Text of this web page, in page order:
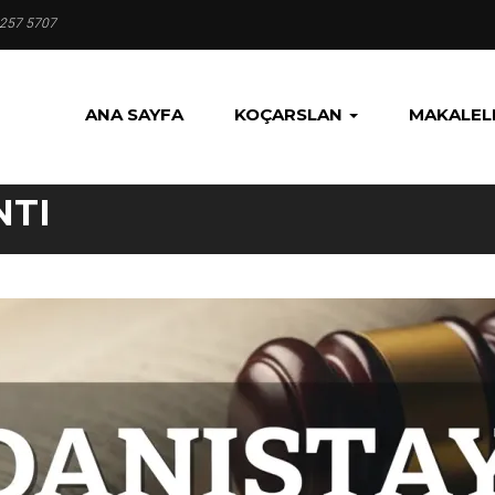
5707
ANA SAYFA KOÇARSLAN